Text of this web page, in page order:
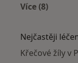
Více (8)
Nejčastěji
Křečové žíly v